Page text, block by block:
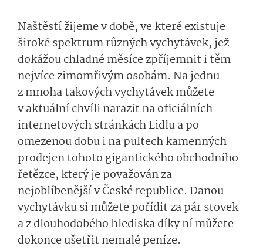
Naštěstí žijeme v době, ve které existuje
široké spektrum různých vychytávek, jež
dokážou chladné měsíce zpříjemnit i těm
nejvíce zimomřivým osobám. Na jednu
z mnoha takových vychytávek můžete
v aktuální chvíli narazit na oficiálních
internetových stránkách Lidlu a po
omezenou dobu i na pultech kamenných
prodejen tohoto gigantického obchodního
řetězce, který je považován za
nejoblíbenější v České republice. Danou
vychytávku si můžete pořídit za pár stovek
a z dlouhodobého hlediska díky ní můžete
dokonce ušetřit nemalé peníze.